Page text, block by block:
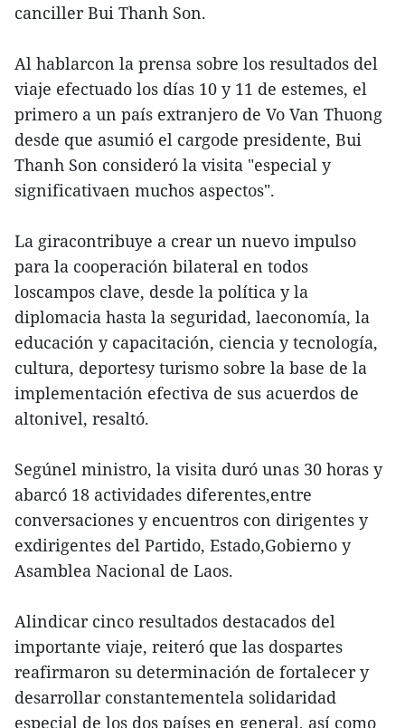
canciller Bui Thanh Son.
Al hablarcon la prensa sobre los resultados del
viaje efectuado los días 10 y 11 de estemes, el
primero a un país extranjero de Vo Van Thuong
desde que asumió el cargode presidente, Bui
Thanh Son consideró la visita "especial y
significativaen muchos aspectos".
La giracontribuye a crear un nuevo impulso
para la cooperación bilateral en todos
loscampos clave, desde la política y la
diplomacia hasta la seguridad, laeconomía, la
educación y capacitación, ciencia y tecnología,
cultura, deportesy turismo sobre la base de la
implementación efectiva de sus acuerdos de
altonivel, resaltó.
Segúnel ministro, la visita duró unas 30 horas y
abarcó 18 actividades diferentes,entre
conversaciones y encuentros con dirigentes y
exdirigentes del Partido, Estado,Gobierno y
Asamblea Nacional de Laos.
Alindicar cinco resultados destacados del
importante viaje, reiteró que las dospartes
reafirmaron su determinación de fortalecer y
desarrollar constantementela solidaridad
especial de los dos países en general, así como